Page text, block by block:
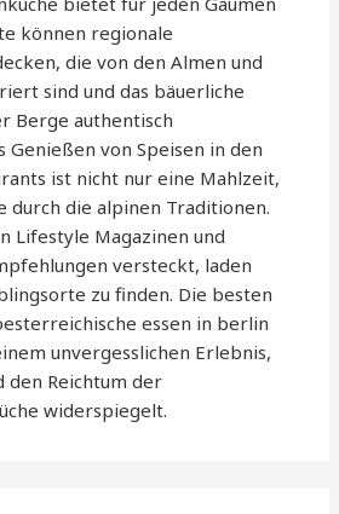
können regionale
die von den Almen und
sind und das bäuerliche
Berge authentisch
Genießen von Speisen in den
ist nicht nur eine Mahlzeit,
durch die alpinen Traditionen.
Lifestyle Magazinen und
versteckt, laden
zu finden. Die besten
essen in berlin
unvergesslichen Erlebnis,
den Reichtum der
widerspiegelt.